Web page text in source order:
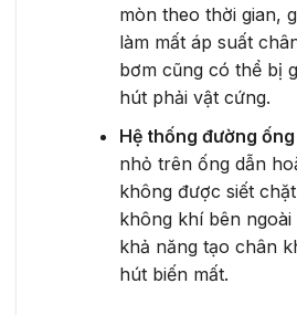
mòn theo thời gian,
làm mất áp suất
bơm cũng có thể bị
hút phải vật cứng.
Hệ thống đường
nhỏ trên ống dẫn
không được siết
không khí bên
khả năng tạo chân
hút biến mất.